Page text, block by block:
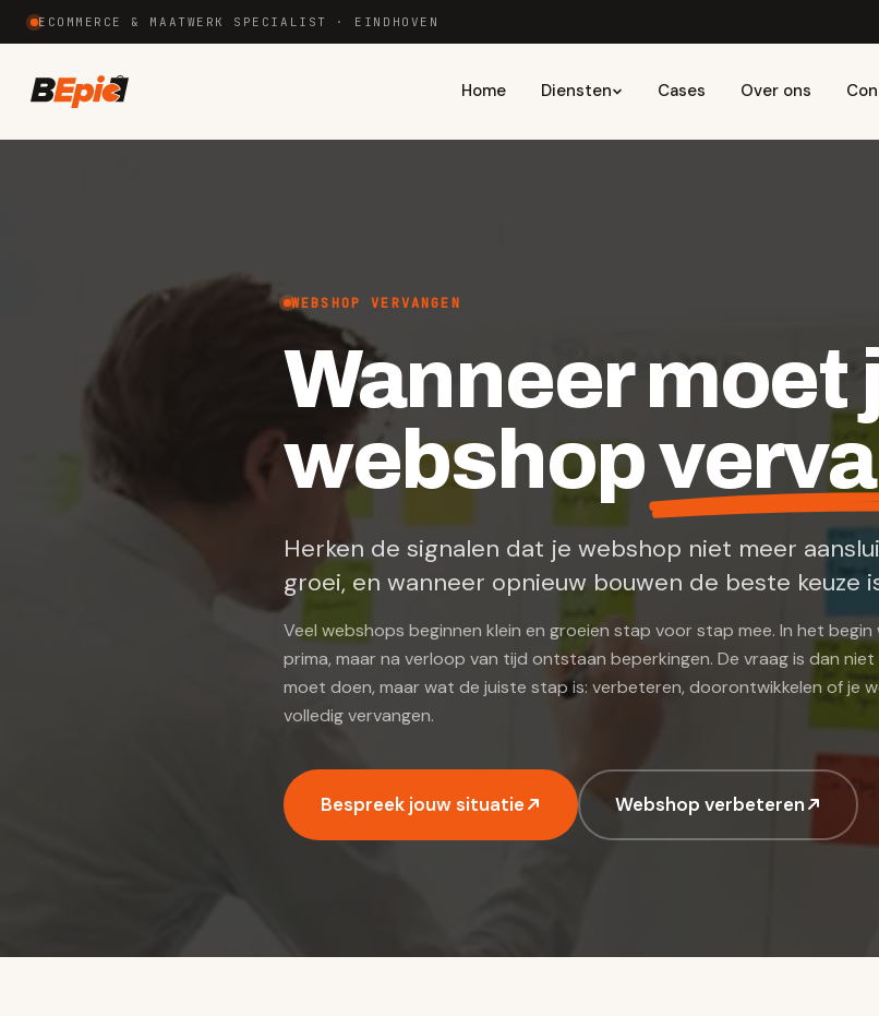
ECOMMERCE & MAATWERK SPECIALIST · EINDHOVEN
Home Diensten Cases Over ons
WEBSHOP VERVANGEN
Wanneer moet
webshop
Herken de signalen dat je webshop niet meer
groei, en wanneer opnieuw bouwen de beste keuze
Veel webshops beginnen klein en groeien stap voor stap mee. In het begin
prima, maar na verloop van tijd ontstaan beperkingen. De vraag is dan
moet doen, maar wat de juiste stap is: verbeteren, doorontwikkelen of je
volledig vervangen.
Bespreek jouw situatie Webshop verbeteren